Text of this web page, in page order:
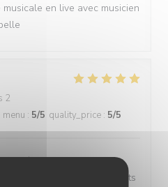
en live avec musicien
2
menu : 5/5 quality_price : 5/5
fermés tellement tout est
et la préparation des produits